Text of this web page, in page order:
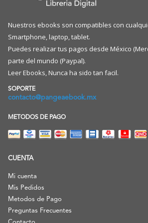
Nuestros ebooks son compatibles con
Smartphone, laptop, tablet.
Puedes realizar tus pagos desde México
parte del mundo (Paypal).
Leer Ebooks, Nunca ha sido tan facil.
SOPORTE
contacto@pangeaebook.mx
METODOS DE PAGO
CUENTA
Mi cuenta
Mis Pedidos
Metodos de Pago
Preguntas Frecuentes